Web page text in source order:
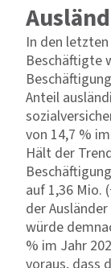
In den
Beschäftigte
Anteil
von 14,7 %
Hält der
auf 1,36 Mio.
der
würde
% im Jahr
voraus, dass